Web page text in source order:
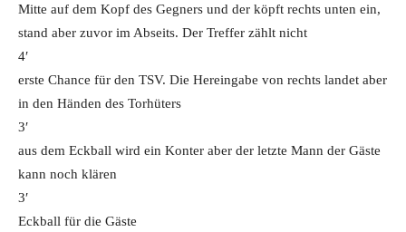
Mitte auf dem Kopf des Gegners und der köpft rechts unten ein,
stand aber zuvor im Abseits. Der Treffer zählt nicht
4′
erste Chance für den TSV. Die Hereingabe von rechts landet aber
in den Händen des Torhüters
3′
aus dem Eckball wird ein Konter aber der letzte Mann der Gäste
kann noch klären
3′
Eckball für die Gäste